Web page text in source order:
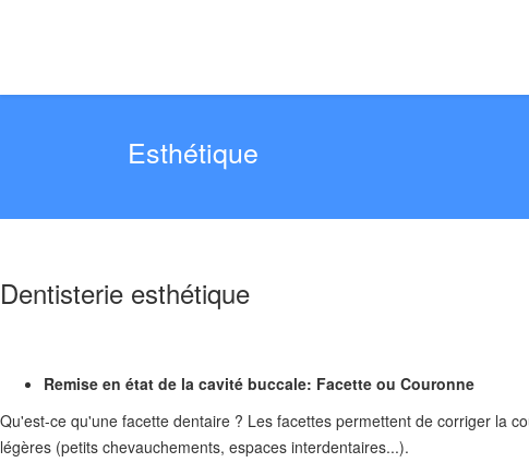
Esthétique
Dentisterie esthétique
Remise en état de la cavité buccale: Facette ou Couronne
Qu'est-ce qu'une facette dentaire ? Les facettes permettent de corriger la
légères (petits chevauchements, espaces interdentaires...).